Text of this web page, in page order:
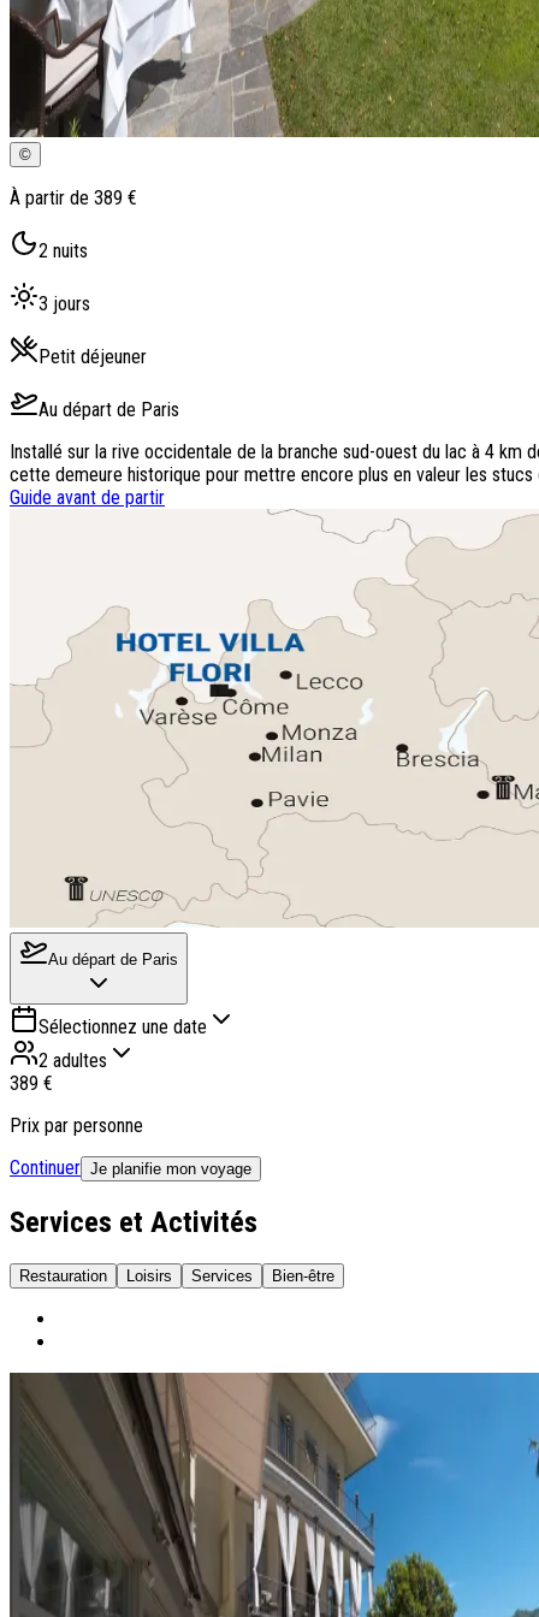
©
À partir de 389 €
2 nuits
3 jours
Petit déjeuner
Au départ de Paris
Installé sur la rive occidentale de la branche sud-ouest du lac à 4
cette demeure historique pour mettre encore plus en valeur les
Guide avant de partir
Au départ de Paris
Sélectionnez une date
2 adultes
389 €
Prix par personne
Continuer Je planifie mon voyage
Services et Activités
Restauration Loisirs Services Bien-être